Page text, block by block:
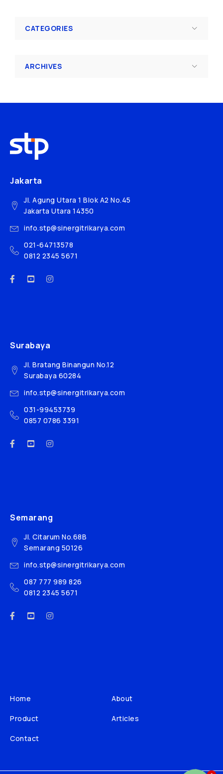
CATEGORIES
ARCHIVES
Jakarta
Jl. Agung Utara 1 Blok A2 No.45
Jakarta Utara 14350
info.stp@sinergitrikarya.com
021-64713578
0812 2345 5671
Surabaya
Jl. Bratang Binangun No.12
Surabaya 60284
info.stp@sinergitrikarya.com
031-99453739
0857 0786 3391
Semarang
Jl. Citarum No.68B
Semarang 50126
info.stp@sinergitrikarya.com
087 777 989 826
0812 2345 5671
Home About
Product Articles
Contact